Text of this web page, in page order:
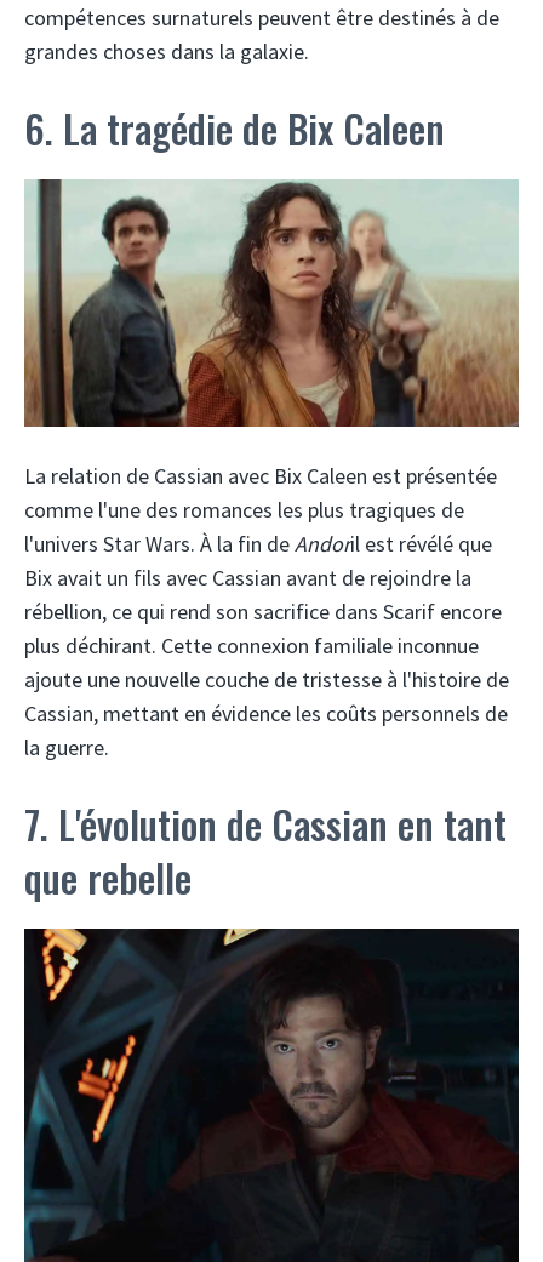
compétences surnaturels peuvent être destinés à de
grandes choses dans la galaxie.
6. La tragédie de Bix Caleen
La relation de Cassian avec Bix Caleen est présentée
comme l'une des romances les plus tragiques de
l'univers Star Wars. À la fin deAndoril est révélé que
Bix avait un fils avec Cassian avant de rejoindre la
rébellion, ce qui rend son sacrifice dans Scarif encore
plus déchirant. Cette connexion familiale inconnue
ajoute une nouvelle couche de tristesse à l'histoire de
Cassian, mettant en évidence les coûts personnels de
la guerre.
7. L'évolution de Cassian en tant
que rebelle